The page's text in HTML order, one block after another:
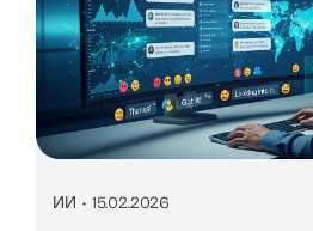
ИИ • 15.02.2026